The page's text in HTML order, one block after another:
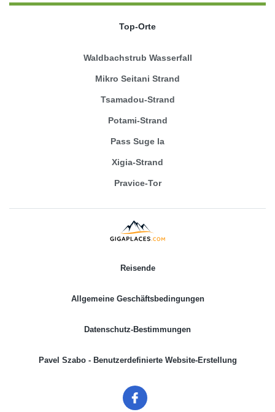
Top-Orte
Waldbachstrub Wasserfall
Mikro Seitani Strand
Tsamadou-Strand
Potami-Strand
Pass Suge la
Xigia-Strand
Pravice-Tor
Reisende
Allgemeine Geschäftsbedingungen
Datenschutz-Bestimmungen
Pavel Szabo - Benutzerdefinierte Website-Erstellung